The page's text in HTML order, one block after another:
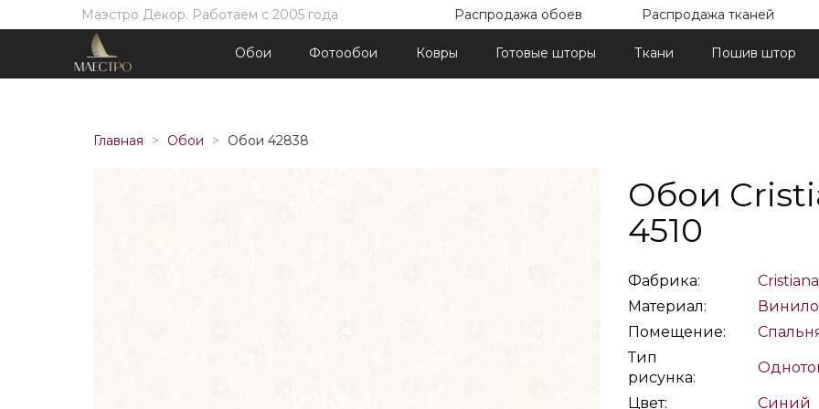
Маэстро Декор. Работаем с 2005 года Распродажа обоев Распродажа тканей
Обои Фотообои Ковры Готовые шторы Ткани Пошив штор
Главная Обои Обои 42838
Обои
4510
Фабрика:
Материал:
Помещение:
Тип
рисунка:
Цвет: Синий